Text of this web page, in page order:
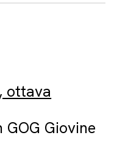
ottava
Giovine